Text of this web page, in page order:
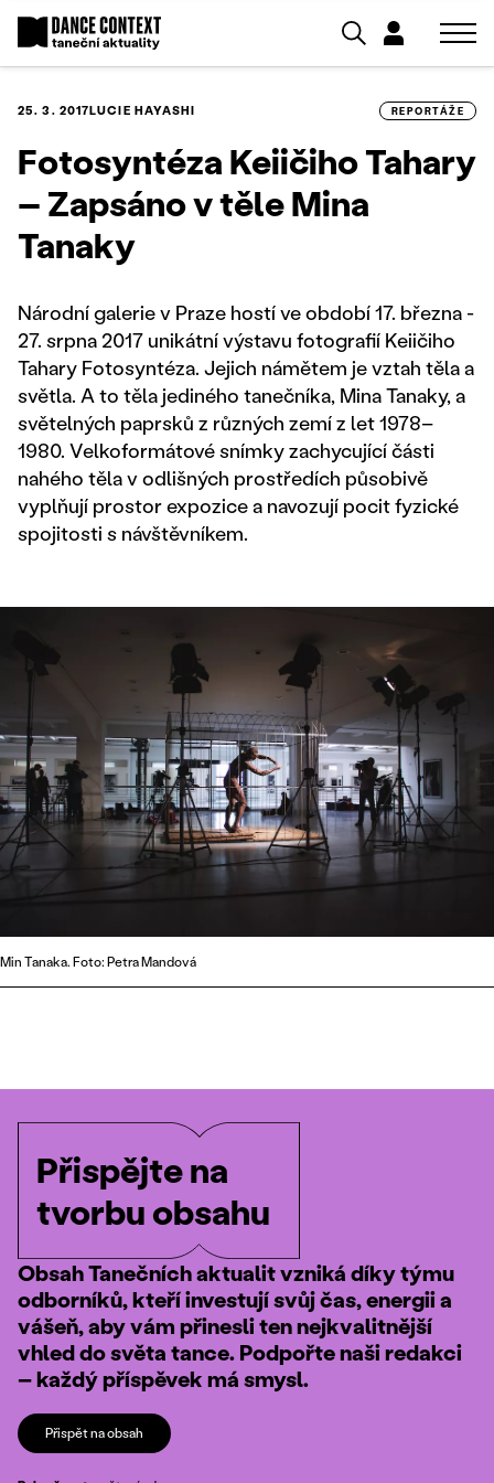
25. 3. 2017LUCIE HAYASHI REPORTÁŽE
Fotosyntéza Keiičiho Tahary
– Zapsáno v těle Mina
Tanaky
Národní galerie v Praze hostí ve období 17. března -
27. srpna 2017 unikátní výstavu fotografií Keiičiho
Tahary Fotosyntéza. Jejich námětem je vztah těla a
světla. A to těla jediného tanečníka, Mina Tanaky, a
světelných paprsků z různých zemí z let 1978–
1980. Velkoformátové snímky zachycující části
nahého těla v odlišných prostředích působivě
vyplňují prostor expozice a navozují pocit fyzické
spojitosti s návštěvníkem.
Min Tanaka. Foto: Petra Mandová
Přispějte na
tvorbu obsahu
Obsah Tanečních aktualit vzniká díky týmu
odborníků, kteří investují svůj čas, energii a
vášeň, aby vám přinesli ten nejkvalitnější
vhled do světa tance. Podpořte naši redakci
– každý příspěvek má smysl.
Přispět na obsah